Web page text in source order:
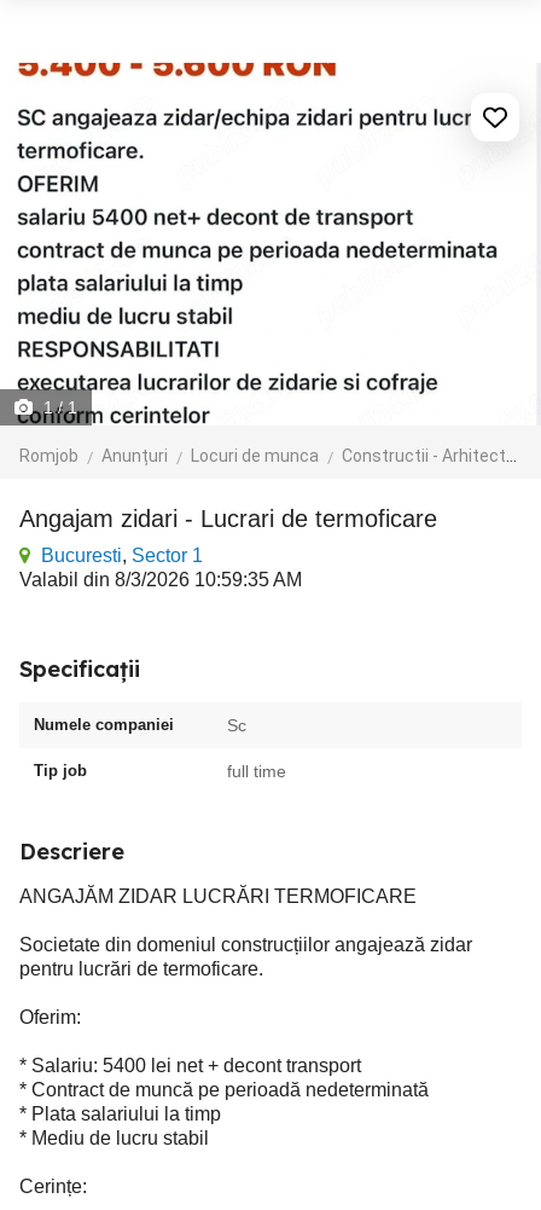
1/ 1
Romjob Anunțuri Locuri de munca Constructii - Arhitectura - Design
Angajam zidari - Lucrari de termoficare
Bucuresti, Sector 1
Valabil din 8/3/2026 10:59:35 AM
Specificații
Numele companiei Sc
Tip job full time
Descriere
ANGAJĂM ZIDAR LUCRĂRI TERMOFICARE
Societate din domeniul construcțiilor angajează zidar
pentru lucrări de termoficare.
Oferim:
* Salariu: 5400 lei net + decont transport
* Contract de muncă pe perioadă nedeterminată
* Plata salariului la timp
* Mediu de lucru stabil
Cerințe: